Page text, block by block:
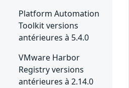
Platform Automation
Toolkit versions
antérieures à 5.4.0
VMware Harbor
Registry versions
antérieures à 2.14.0